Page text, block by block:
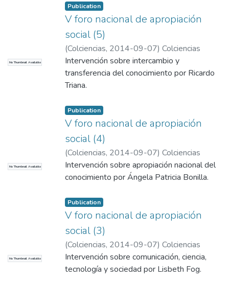
No Thumbnail Available
Publication
V foro nacional de apropiación
social (5)
(Colciencias, 2014-09-07) Colciencias
Intervención sobre intercambio y
transferencia del conocimiento por Ricardo
Triana.
No Thumbnail Available
Publication
V foro nacional de apropiación
social (4)
(Colciencias, 2014-09-07) Colciencias
Intervención sobre apropiación nacional del
conocimiento por Ángela Patricia Bonilla.
No Thumbnail Available
Publication
V foro nacional de apropiación
social (3)
(Colciencias, 2014-09-07) Colciencias
Intervención sobre comunicación, ciencia,
tecnología y sociedad por Lisbeth Fog.